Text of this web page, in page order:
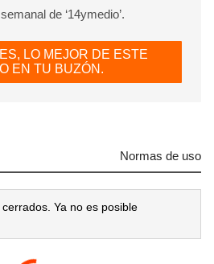
de ‘14ymedio’.
LO MEJOR DE ESTE
EN TU BUZÓN.
Normas de uso
Ya no es posible